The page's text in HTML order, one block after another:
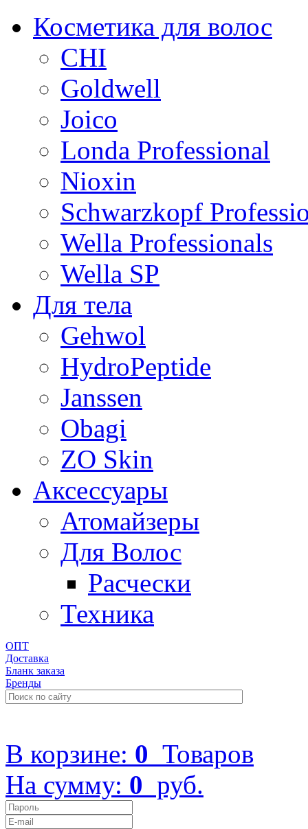
Косметика для волос
CHI
Goldwell
Joico
Londa Professional
Nioxin
Schwarzkopf
Wella Professionals
Wella SP
Для тела
Gehwol
HydroPeptide
Janssen
Obagi
ZO Skin
Aксессуары
Атомайзеры
Для Волос
Расчески
Техника
ОПТ
Доставка
Бланк заказа
Бренды
В корзине: 0 Товаров
На сумму: 0 руб.